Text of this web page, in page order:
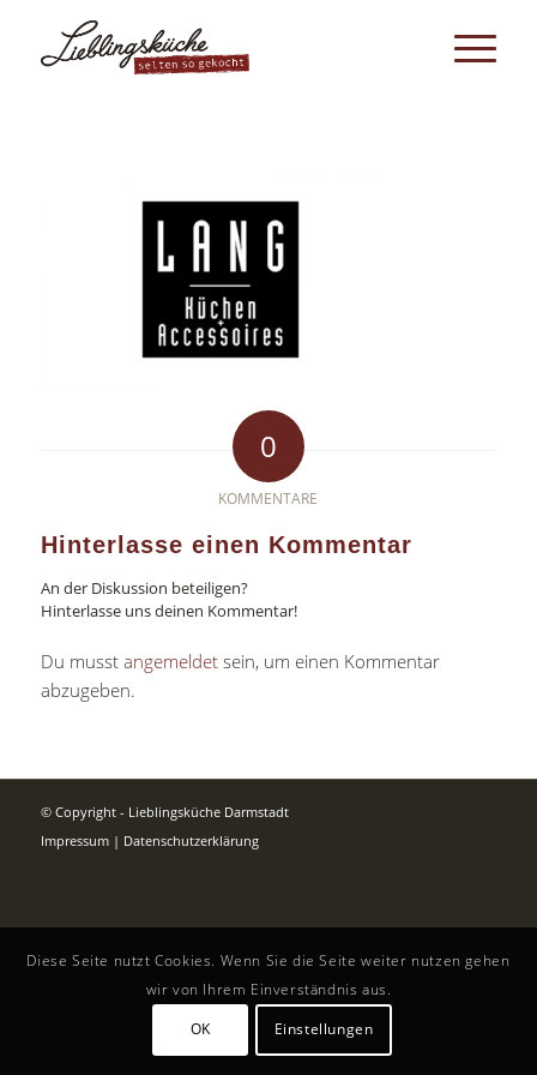
0
KOMMENTARE
Hinterlasse einen Kommentar
An der Diskussion beteiligen?
Hinterlasse uns deinen Kommentar!
Du musst angemeldetsein, um einen Kommentar
abzugeben.
© Copyright - Lieblingsküche Darmstadt
Impressum| Datenschutzerklärung
Diese Seite nutzt Cookies. Wenn Sie die Seite weiter nutzen gehen
wir von Ihrem Einverständnis aus.
OK
Einstellungen